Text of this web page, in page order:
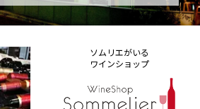
ソムリエがいる
ワインショップ